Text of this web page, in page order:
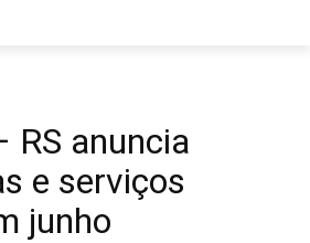
RS anuncia
e serviços
junho